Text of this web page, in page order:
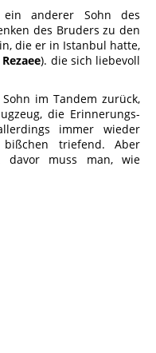
anderer Sohn des
des Bruders zu den
die er in Istanbul hatte,
). die sich liebevoll
im Tandem zurück,
die Erinnerungs-
immer wieder
triefend. Aber
davor muss man, wie